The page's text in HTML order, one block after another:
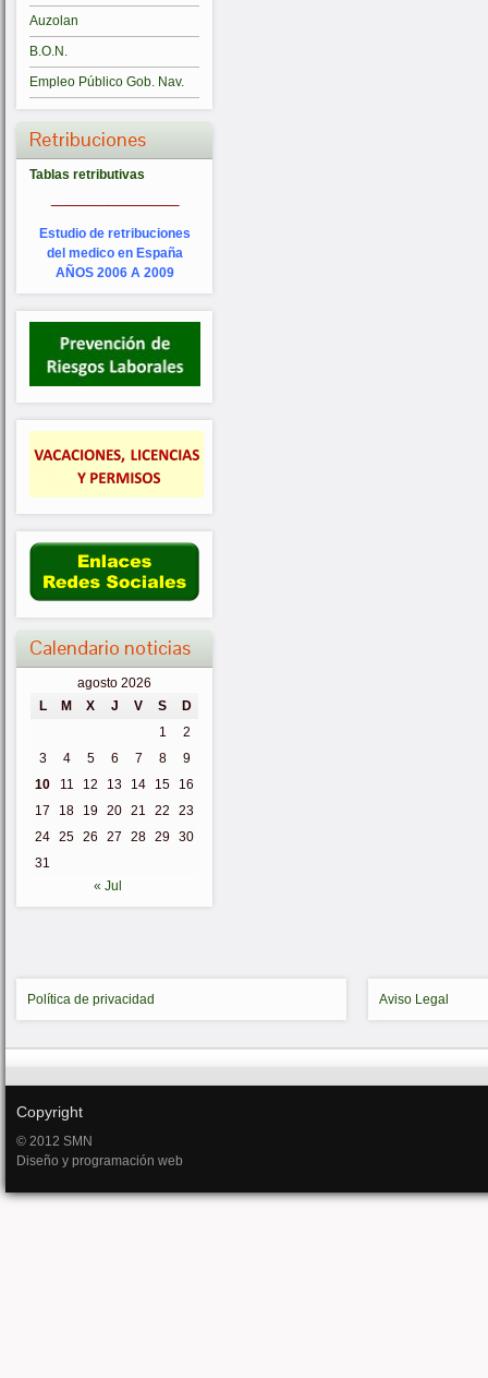
Auzolan
B.O.N.
Empleo Público Gob. Nav.
Retribuciones
Tablas retributivas
Estudio de retribuciones
del medico en España
AÑOS 2006 A 2009
Calendario noticias
agosto 2026
L
M X J V S
D
1
2
3
4 5 6 7 8
9
10
11 12 13 14 15
16
17
18 19 20 21 22
23
24 25 26 27 28 29 30
31
« Jul
Política de privacidad Aviso Legal
Copyright
© 2012 SMN
Diseño y programación web